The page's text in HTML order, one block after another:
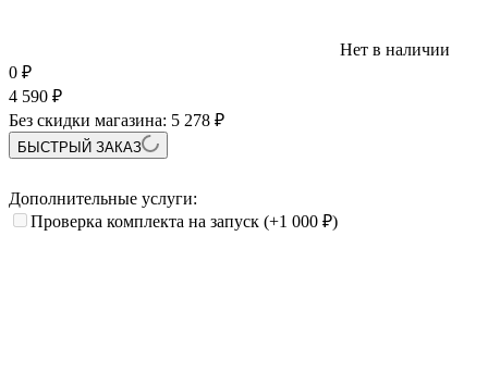
Нет в наличии
0 ₽
4 590 ₽
Без скидки магазина: 5 278 ₽
БЫСТРЫЙ ЗАКАЗ
Дополнительные услуги:
Проверка комплекта на запуск (+1 000 ₽)